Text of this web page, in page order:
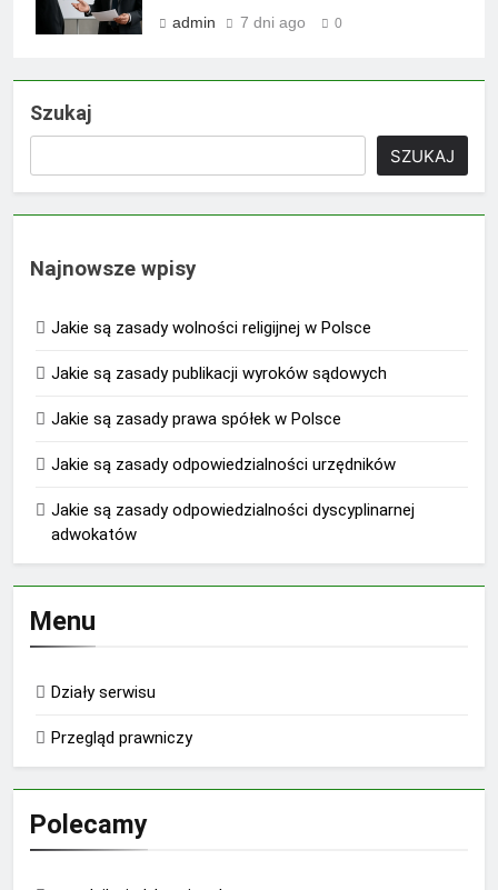
admin 7 dni ago 0
Szukaj
SZUKAJ
Najnowsze wpisy
Jakie są zasady wolności religijnej w Polsce
Jakie są zasady publikacji wyroków sądowych
Jakie są zasady prawa spółek w Polsce
Jakie są zasady odpowiedzialności urzędników
Jakie są zasady odpowiedzialności dyscyplinarnej
adwokatów
Menu
Działy serwisu
Przegląd prawniczy
Polecamy